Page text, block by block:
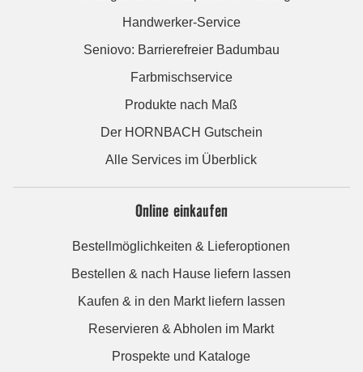
Handwerker-Service
Seniovo: Barrierefreier Badumbau
Farbmischservice
Produkte nach Maß
Der HORNBACH Gutschein
Alle Services im Überblick
Online einkaufen
Bestellmöglichkeiten & Lieferoptionen
Bestellen & nach Hause liefern lassen
Kaufen & in den Markt liefern lassen
Reservieren & Abholen im Markt
Prospekte und Kataloge